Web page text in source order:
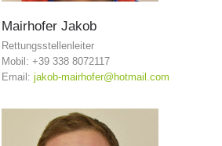
Mairhofer Jakob
Rettungsstellenleiter
Mobil: +39 338 8072117
Email: jakob-mairhofer@hotmail.com